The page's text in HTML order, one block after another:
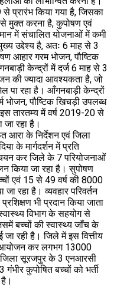
प्रारंभ किया गया है, जिसका
मुक्त करना है, कुपोषण एवं
में संचालित योजनाओं में कमी
उद्देश्य है, अतः 6 माह से 3
आहार गरम भोजन, पौष्टिक
केन्द्रों में दर्ज 6 माह से 3
की ज्यादा आवश्यकता है, जो
पा रहा है। आँगनबाड़ी केन्द्रों
भोजन, पौष्टिक खिचड़ी उपलब्ध
तारतम्य में वर्ष 2019-20 से
रहा है।
आरा के निर्देशन एवं जिला
के मार्गदर्शन में प्रति
चयन कर जिले के 7 परियोजनाओं
किया जा रहा है। सुपोषण
एवं 15 से 49 वर्ष की 8000
रहा है। व्यवहार परिवर्तन
भी प्रदान किया जाता
विभाग के सहयोग से
बच्चों की स्वास्थ्य जाँच के
रही है। जिले में इस वित्तीय
आयोजन कर लगभग 13000
जिला सूरजपुर के 3 एनआरसी
कुपोषित बच्चों को भर्ती